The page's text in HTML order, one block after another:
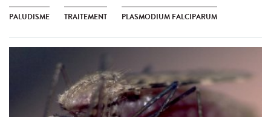
PALUDISME TRAITEMENT PLASMODIUM FALCIPARUM